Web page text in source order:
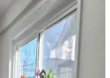
Duvar Rengine
Önleme
sahip odalarda
tonlarda yapılmalı. Pinch
ve ton çakışmasını